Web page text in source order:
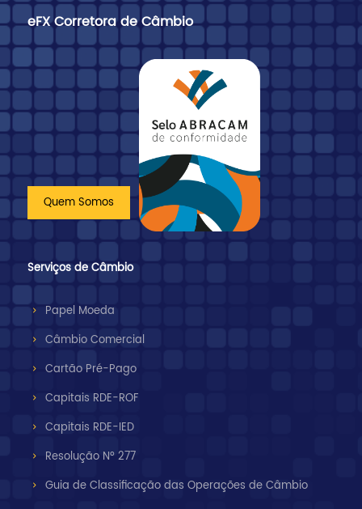
eFX Corretora de Câmbio
Quem Somos
Serviços de Câmbio
Papel Moeda
Câmbio Comercial
Cartão Pré-Pago
Capitais RDE-ROF
Capitais RDE-IED
Resolução Nº 277
Guia de Classificação das Operações de Câmbio